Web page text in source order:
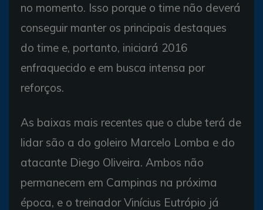
no momento. Isso porque o time não deverá
conseguir manter os principais destaques
do time e, portanto, iniciará 2016
enfraquecido e em busca intensa por
reforços.
As baixas mais recentes que o clube terá de
lidar são a do goleiro Marcelo Lomba e do
atacante Diego Oliveira. Ambos não
permanecem em Campinas na próxima
época, e o treinador Vinícius Eutrópio já